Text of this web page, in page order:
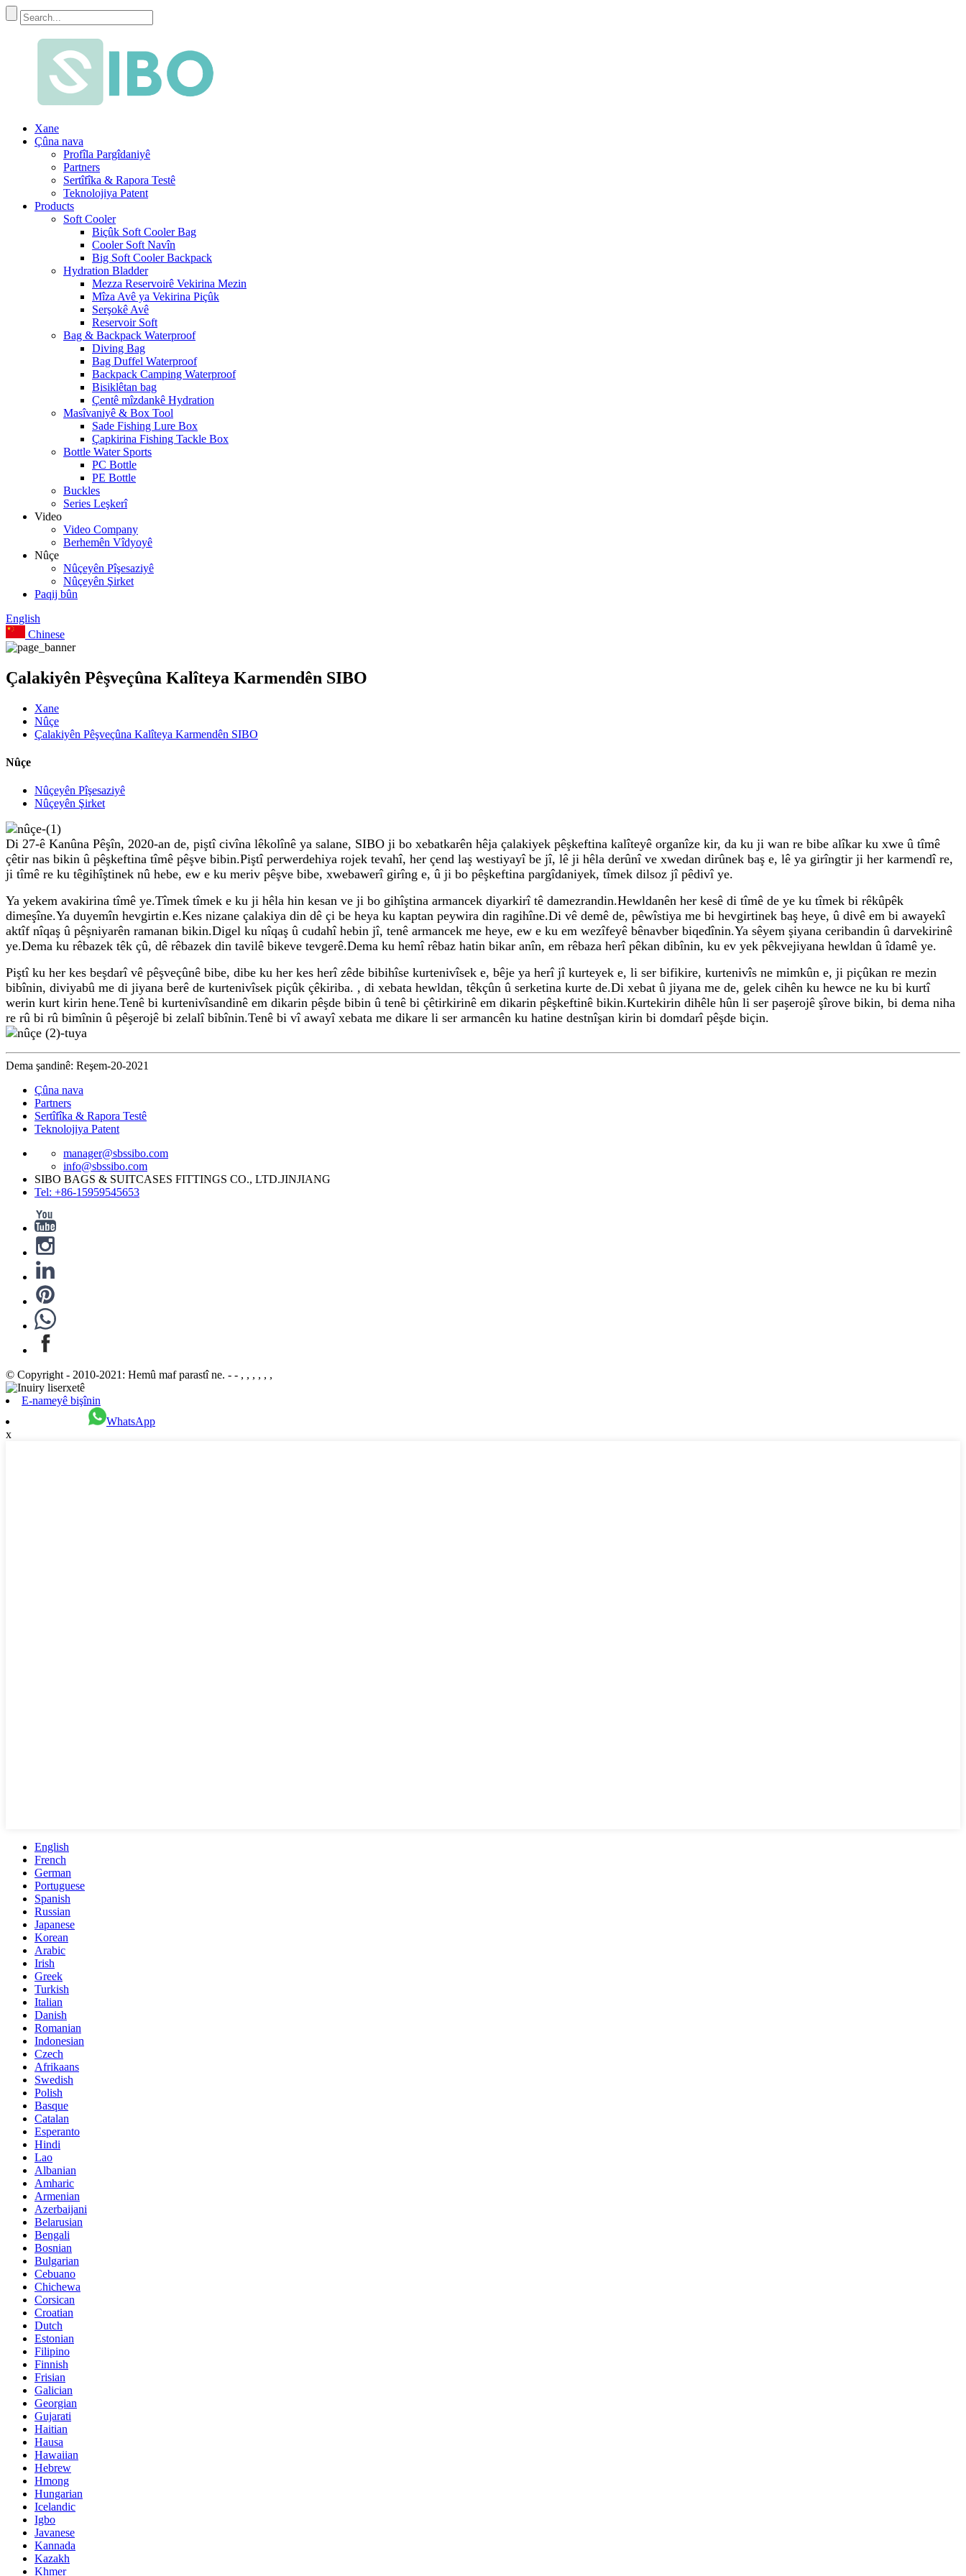
Xane
Çûna nava
Profîla Pargîdaniyê
Partners
Sertîfîka & Rapora Testê
Teknolojiya Patent
Products
Soft Cooler
Biçûk Soft Cooler Bag
Cooler Soft Navîn
Big Soft Cooler Backpack
Hydration Bladder
Mezza Reservoirê Vekirina Mezin
Mîza Avê ya Vekirina Piçûk
Serşokê Avê
Reservoir Soft
Bag & Backpack Waterproof
Diving Bag
Bag Duffel Waterproof
Backpack Camping Waterproof
Bisiklêtan bag
Çentê mîzdankê Hydration
Masîvaniyê & Box Tool
Sade Fishing Lure Box
Çapkirina Fishing Tackle Box
Bottle Water Sports
PC Bottle
PE Bottle
Buckles
Series Leşkerî
Video
Video Company
Berhemên Vîdyoyê
Nûçe
Nûçeyên Pîşesaziyê
Nûçeyên Şirket
Paqij bûn
English
Chinese
Çalakiyên Pêşveçûna Kalîteya Karmendên SIBO
Xane
Nûçe
Çalakiyên Pêşveçûna Kalîteya Karmendên SIBO
Nûçe
Nûçeyên Pîşesaziyê
Nûçeyên Şirket
Di 27-ê Kanûna Pêşîn, 2020-an de, piştî civîna lêkolînê ya salane, SIBO ji bo xebatkarên hêja çalakiyek pêşkeftina kalîteyê organîze kir, da ku ji wan re bibe alîkar ku xwe û tîmê
çêtir nas bikin û pêşkeftina tîmê pêşve bibin.Piştî perwerdehiya rojek tevahî, her çend laş westiyayî be jî, lê ji hêla derûnî ve xwedan dirûnek baş e, lê ya girîngtir ji her karmendî re,
ji tîmê re ku têgihîştinek nû hebe, ew e ku meriv pêşve bibe, xwebawerî girîng e, û ji bo pêşkeftina pargîdaniyek, tîmek dilsoz jî pêdivî ye.
Ya yekem avakirina tîmê ye.Tîmek tîmek e ku ji hêla hin kesan ve ji bo gihîştina armancek diyarkirî tê damezrandin.Hewldanên her kesê di tîmê de ye ku tîmek bi rêkûpêk
dimeşîne.Ya duyemîn hevgirtin e.Kes nizane çalakiya din dê çi be heya ku kaptan peywira din ragihîne.Di vê demê de, pêwîstiya me bi hevgirtinek baş heye, û divê em bi awayekî
aktîf nîqaş û pêşniyarên ramanan bikin.Digel ku nîqaş û cudahî hebin jî, tenê armancek me heye, ew e ku em wezîfeyê bênavber biqedînin.Ya sêyem şiyana ceribandin û darvekirinê
ye.Dema ku rêbazek têk çû, dê rêbazek din tavilê bikeve tevgerê.Dema ku hemî rêbaz hatin bikar anîn, em rêbaza herî pêkan dibînin, ku ev yek pêkvejiyana hewldan û îdamê ye.
Piştî ku her kes beşdarî vê pêşveçûnê bibe, dibe ku her kes herî zêde bibihîse kurtenivîsek e, bêje ya herî jî kurteyek e, li ser bifikire, kurtenivîs ne mimkûn e, ji piçûkan re mezin
bibînin, diviyabû me di jiyana berê de kurtenivîsek piçûk çêkiriba. , di xebata hewldan, têkçûn û serketina kurte de.Di xebat û jiyana me de, gelek cihên ku hewce ne ku bi kurtî
werin kurt kirin hene.Tenê bi kurtenivîsandinê em dikarin pêşde bibin û tenê bi çêtirkirinê em dikarin pêşkeftinê bikin.Kurtekirin dihêle hûn li ser paşerojê şîrove bikin, bi dema niha
re rû bi rû bimînin û pêşerojê bi zelalî bibînin.Tenê bi vî awayî xebata me dikare li ser armancên ku hatine destnîşan kirin bi domdarî pêşde biçin.
Dema şandinê: Reşem-20-2021
Çûna nava
Partners
Sertîfîka & Rapora Testê
Teknolojiya Patent
manager@sbssibo.com
info@sbssibo.com
SIBO BAGS & SUITCASES FITTINGS CO., LTD.JINJIANG
Tel: +86-15959545653
© Copyright - 2010-2021: Hemû maf parastî ne. - - , , , , , ,
E-nameyê bişînin
WhatsApp
x
English
French
German
Portuguese
Spanish
Russian
Japanese
Korean
Arabic
Irish
Greek
Turkish
Italian
Danish
Romanian
Indonesian
Czech
Afrikaans
Swedish
Polish
Basque
Catalan
Esperanto
Hindi
Lao
Albanian
Amharic
Armenian
Azerbaijani
Belarusian
Bengali
Bosnian
Bulgarian
Cebuano
Chichewa
Corsican
Croatian
Dutch
Estonian
Filipino
Finnish
Frisian
Galician
Georgian
Gujarati
Haitian
Hausa
Hawaiian
Hebrew
Hmong
Hungarian
Icelandic
Igbo
Javanese
Kannada
Kazakh
Khmer